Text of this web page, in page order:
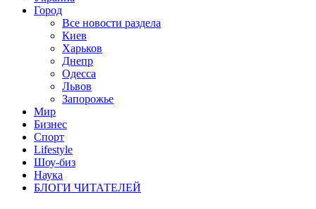
Город
Все новости раздела
Киев
Харьков
Днепр
Одесса
Львов
Запорожье
Мир
Бизнес
Спорт
Lifestyle
Шоу-биз
Наука
БЛОГИ ЧИТАТЕЛЕЙ